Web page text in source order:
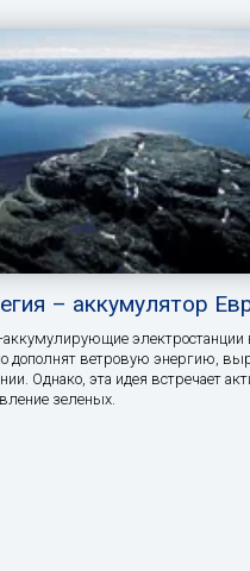
– аккумулятор
аккумулирующие электростанции
дополнят ветровую энергию,
Однако, эта идея встречает
зеленых.